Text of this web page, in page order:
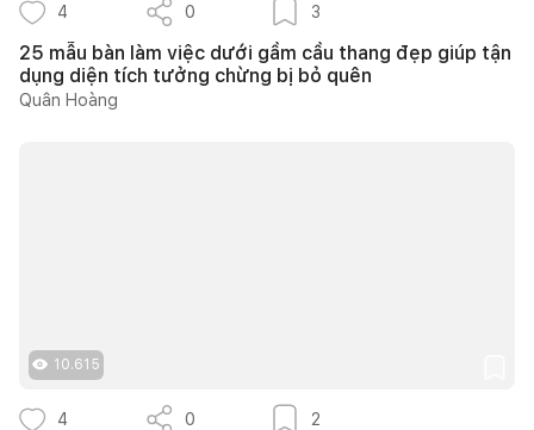
4 0 3
25 mẫu bàn làm việc dưới gầm cầu thang đẹp giúp tận
dụng diện tích tưởng chừng bị bỏ quên
Quân Hoàng
10.615
4 0 2